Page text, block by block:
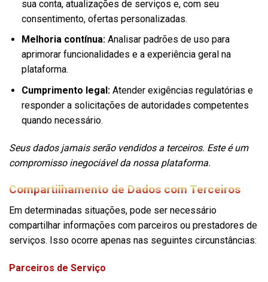
sua conta, atualizações de serviços e, com seu
consentimento, ofertas personalizadas.
Melhoria contínua:Analisar padrões de uso para
aprimorar funcionalidades e a experiência geral na
plataforma.
Cumprimento legal:Atender exigências regulatórias e
responder a solicitações de autoridades competentes
quando necessário.
Seus dados jamais serão vendidos a terceiros. Este é um
compromisso inegociável da nossa plataforma.
Compartilhamento de Dados com Terceiros
Em determinadas situações, pode ser necessário
compartilhar informações com parceiros ou prestadores de
serviços. Isso ocorre apenas nas seguintes circunstâncias:
Parceiros de Serviço